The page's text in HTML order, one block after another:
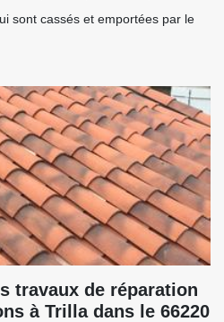
sont cassés et emportées par le
travaux de réparation
à Trilla dans le 66220